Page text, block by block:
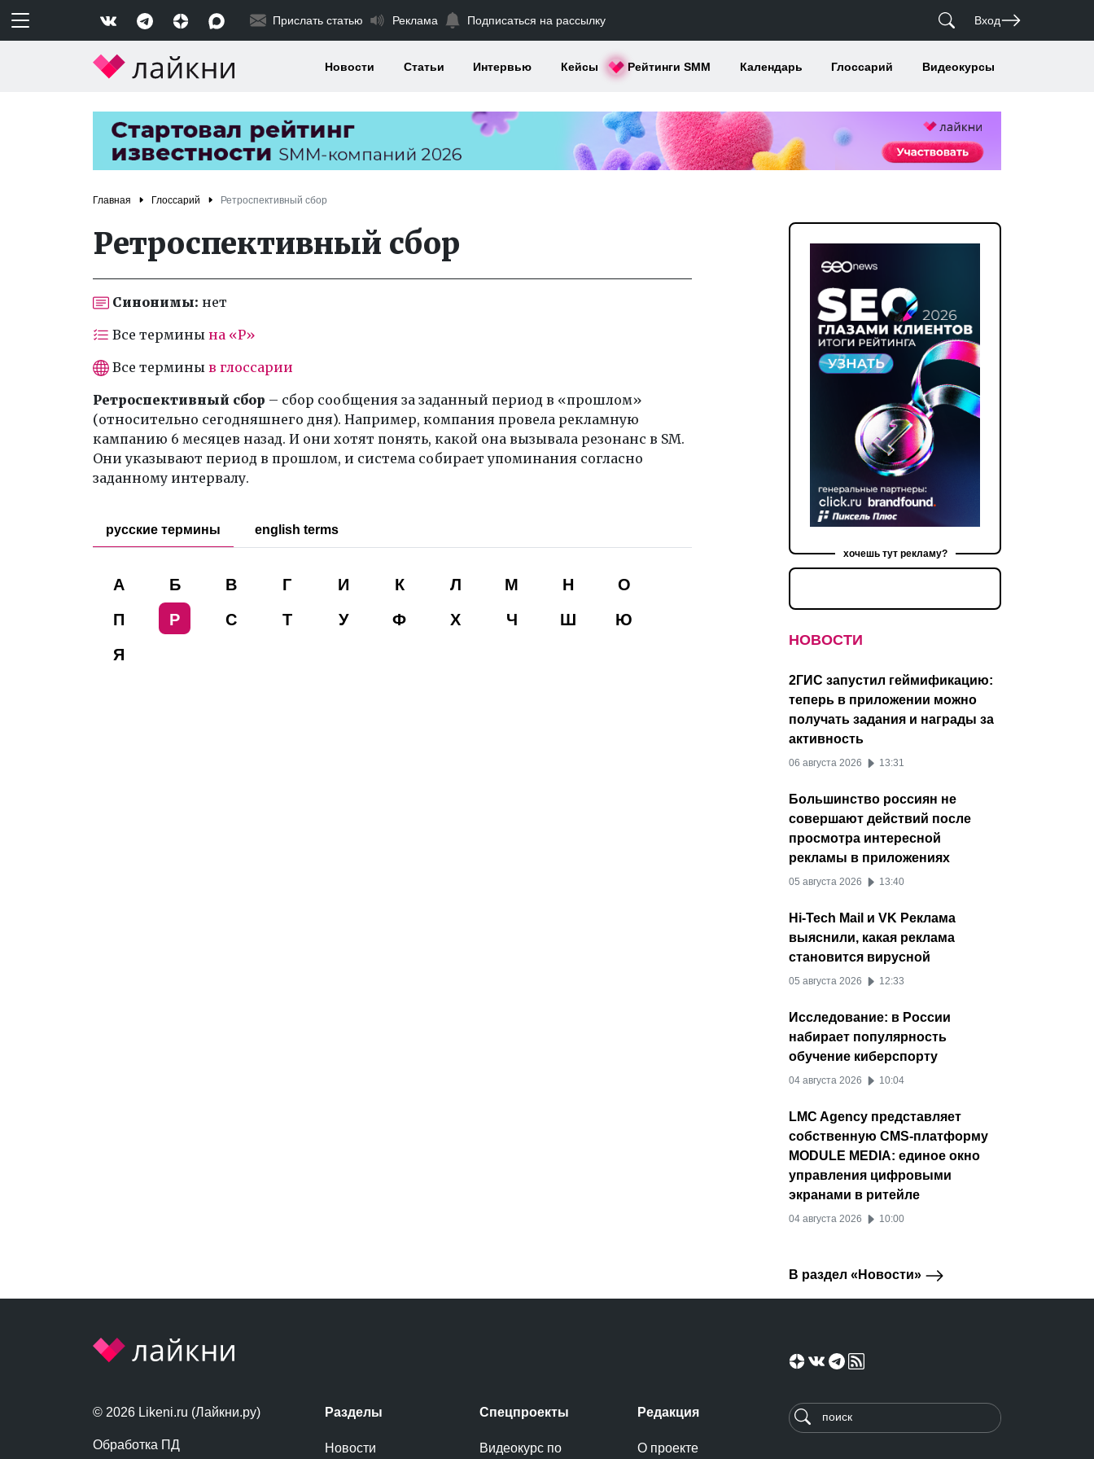
Прислать статью Реклама Подписаться на рассылку Вход
Новости Статьи Интервью Кейсы Рейтинги SMM Календарь Глоссарий Видеокурсы
Главная Глоссарий Ретроспективный сбор
Ретроспективный сбор
Синонимы: нет
Все термины на «Р»
Все термины в глоссарии
Ретроспективный сбор – сбор сообщения за заданный период в «прошлом»
(относительно сегодняшнего дня). Например, компания провела рекламную
кампанию 6 месяцев назад. И они хотят понять, какой она вызывала резонанс в SM.
Они указывают период в прошлом, и система собирает упоминания согласно
заданному интервалу.
русские термины english terms
А Б В Г И К Л М Н
О
П
Р С Т У Ф Х Ч Ш
Ю
Я
хочешь тут рекламу?
НОВОСТИ
2ГИС запустил геймификацию:
теперь в приложении можно
получать задания и награды за
активность
06 августа 2026 13:31
Большинство россиян не
совершают действий после
просмотра интересной
рекламы в приложениях
05 августа 2026 13:40
Hi-Tech Mail и VK Реклама
выяснили, какая реклама
становится вирусной
05 августа 2026 12:33
Исследование: в России
набирает популярность
обучение киберспорту
04 августа 2026 10:04
LMC Agency представляет
собственную CMS-платформу
MODULE MEDIA: единое окно
управления цифровыми
экранами в ритейле
04 августа 2026 10:00
В раздел «Новости»
© 2026 Likeni.ru (Лайкни.ру)
Обработка ПД
Разделы
Новости
Спецпроекты
Видеокурс по
Редакция
О проекте